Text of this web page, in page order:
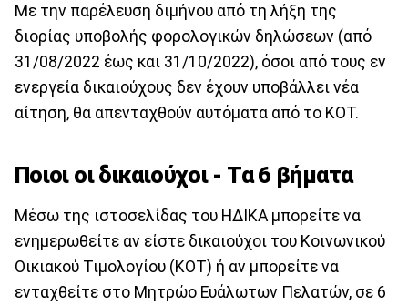
Με την παρέλευση διμήνου από τη λήξη της
διορίας υποβολής φορολογικών δηλώσεων (από
31/08/2022 έως και 31/10/2022), όσοι από τους εν
ενεργεία δικαιούχους δεν έχουν υποβάλλει νέα
αίτηση, θα απενταχθούν αυτόματα από το ΚΟΤ.
Ποιοι οι δικαιούχοι - Τα 6 βήματα
Μέσω της ιστοσελίδας του ΗΔΙΚΑ μπορείτε να
ενημερωθείτε αν είστε δικαιούχοι του Κοινωνικού
Οικιακού Τιμολογίου (ΚΟΤ) ή αν μπορείτε να
ενταχθείτε στο Μητρώο Ευάλωτων Πελατών, σε 6